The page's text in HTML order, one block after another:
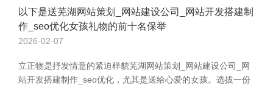
以下是送芜湖网站策划_网站建设公司_网站开发搭建制
作_seo优化女孩礼物的前十名保举
2026-02-07
立正物是抒发情意的紧迫样貌芜湖网站策划_网站建设公司_网
站开发搭建制作_seo优化，尤其是送给心爱的女孩。选拔一份